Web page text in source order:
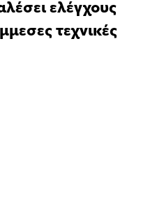
ελέγχους
τεχνικές